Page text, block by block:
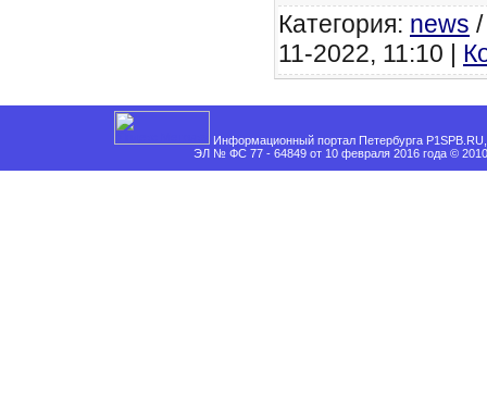
Категория: news
11-2022, 11:10 |
Информационный портал Петербурга
ЭЛ № ФС 77 - 64849 от 10 февраля 2016 года ©